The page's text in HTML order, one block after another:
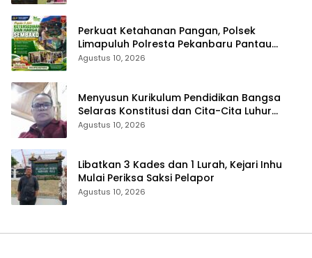
Perkuat Ketahanan Pangan, Polsek
Limapuluh Polresta Pekanbaru Pantau
Harga Sembako di Pasar
Agustus 10, 2026
Menyusun Kurikulum Pendidikan Bangsa
Selaras Konstitusi dan Cita-Cita Luhur
Bangsa
Agustus 10, 2026
Libatkan 3 Kades dan 1 Lurah, Kejari Inhu
Mulai Periksa Saksi Pelapor
Agustus 10, 2026